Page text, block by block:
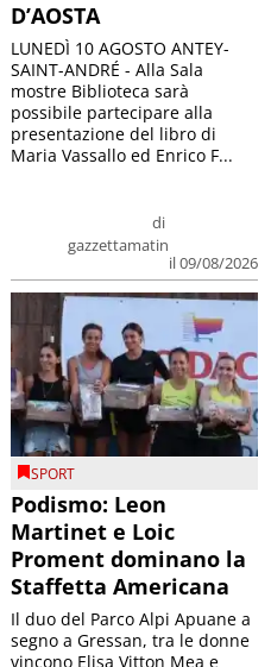
D’AOSTA
di
gazzettamatin
il 09/08/2026
LUNEDÌ 10 AGOSTO ANTEY-
SAINT-ANDRÉ - Alla Sala
mostre Biblioteca sarà
possibile partecipare alla
presentazione del libro di
Maria Vassallo ed Enrico F...
SPORT
Podismo: Leon
Martinet e Loic
Proment dominano la
Staffetta Americana
Il duo del Parco Alpi Apuane a
segno a Gressan, tra le donne
vincono Elisa Vitton Mea e